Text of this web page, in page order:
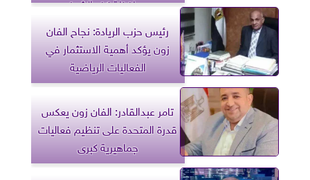
رئيس حزب الريادة: نجاح الفان
زون يؤكد أهمية الاستثمار في
الفعاليات الرياضية
تامر عبدالقادر: الفان زون يعكس
قدرة المتحدة على تنظيم فعاليات
جماهيرية كبرى